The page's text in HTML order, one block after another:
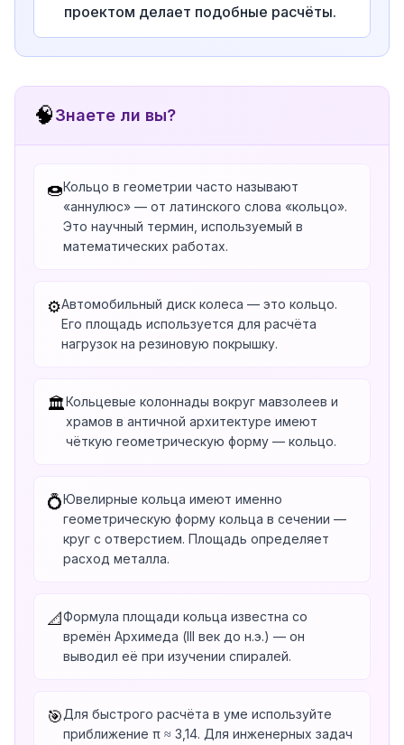
проектом делает подобные расчёты.
🧠Знаете ли вы?
🍩Кольцо в геометрии часто называют
«аннулюс» — от латинского слова «кольцо».
Это научный термин, используемый в
математических работах.
⚙️Автомобильный диск колеса — это кольцо.
Его площадь используется для расчёта
нагрузок на резиновую покрышку.
🏛️Кольцевые колоннады вокруг мавзолеев и
храмов в античной архитектуре имеют
чёткую геометрическую форму — кольцо.
💍Ювелирные кольца имеют именно
геометрическую форму кольца в сечении —
круг с отверстием. Площадь определяет
расход металла.
📐Формула площади кольца известна со
времён Архимеда (III век до н.э.) — он
выводил её при изучении спиралей.
🎯Для быстрого расчёта в уме используйте
приближение π ≈ 3,14. Для инженерных задач